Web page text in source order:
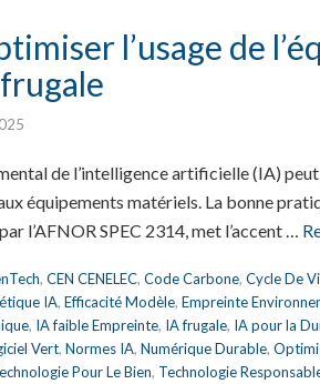
l’usage de
de l’intelligence artificielle (IA)
équipements matériels. La bonne
l’AFNOR SPEC 2314, met l’accent …
, CEN CENELEC, Code Carbone, Cycle De
IA, Efficacité Modèle, Empreinte
, IA faible Empreinte, IA frugale, IA pour la
Vert, Normes IA, Numérique Durable,
Pour Le Bien, Technologie